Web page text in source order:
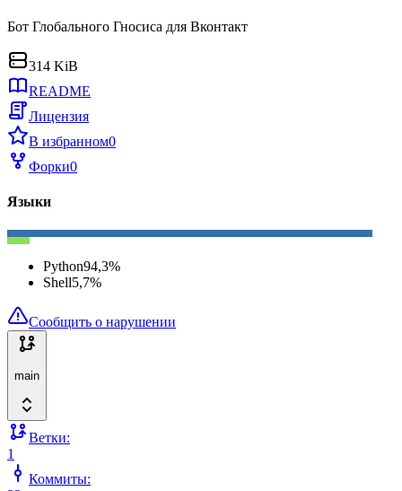
Бот Глобального Гносиса для Вконтакт
314 KiB
README
Лицензия
В избранном0
Форки0
Языки
Python94,3%
Shell5,7%
Сообщить о нарушении
main
Ветки:
1
Коммиты: